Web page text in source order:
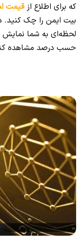
که برای اطلاع از قیمت
بیت ایمن را چک
لحظه‌ای به شما نمایش
حسب درصد مشاهده